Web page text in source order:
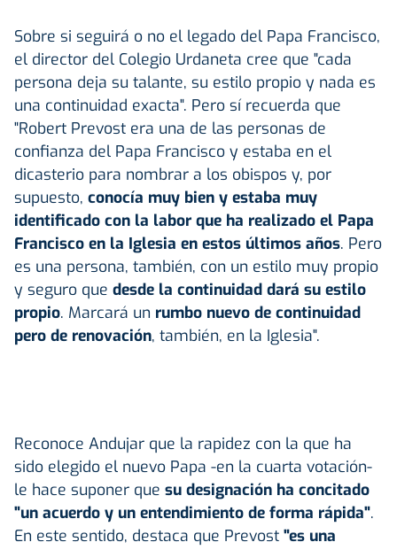
Sobre si seguirá o no el legado del Papa Francisco,
el director del Colegio Urdaneta cree que "cada
persona deja su talante, su estilo propio y nada es
una continuidad exacta". Pero sí recuerda que
"Robert Prevost era una de las personas de
confianza del Papa Francisco y estaba en el
dicasterio para nombrar a los obispos y, por
supuesto, conocía muy bien y estaba muy
identificado con la labor que ha realizado el Papa
Francisco en la Iglesia en estos últimos años. Pero
es una persona, también, con un estilo muy propio
y seguro que desde la continuidad dará su estilo
propio. Marcará un rumbo nuevo de continuidad
pero de renovación, también, en la Iglesia".
Reconoce Andujar que la rapidez con la que ha
sido elegido el nuevo Papa -en la cuarta votación-
le hace suponer que su designación ha concitado
"un acuerdo y un entendimiento de forma rápida".
En este sentido, destaca que Prevost "es una